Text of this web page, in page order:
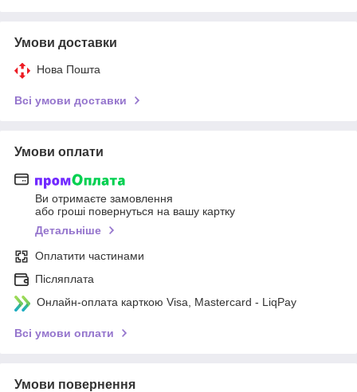
Умови доставки
Нова Пошта
Всі умови доставки
Умови оплати
Ви отримаєте замовлення
або гроші повернуться на вашу картку
Детальніше
Оплатити частинами
Післяплата
Онлайн-оплата карткою Visa, Mastercard - LiqPay
Всі умови оплати
Умови повернення